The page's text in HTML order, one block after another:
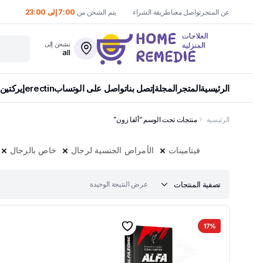
عن المتجرتواصل معناطريقة الشراء يتم الشحن من 7:00 إلى 23:00
نشحن إلى
all
الرئيسيةالمتجر المجلةإتصل بناتواصل على الوتسابerectinإيركتين
الرئيسية منتجات تحت الوسم “ألفا زون”
خاص بالرجال الأمراض الجنسية لرجال فيتامينات
تصفية المنتجات عرض النتيجة الوحيدة
17%